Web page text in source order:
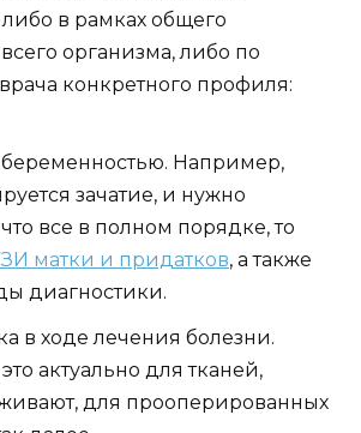
в рамках общего
организма, либо по
конкретного профиля:
Например,
зачатие, и нужно
все в полном порядке, то
матки и придатков, а также
диагностики.
в ходе лечения болезни.
актуально для тканей,
для прооперированных